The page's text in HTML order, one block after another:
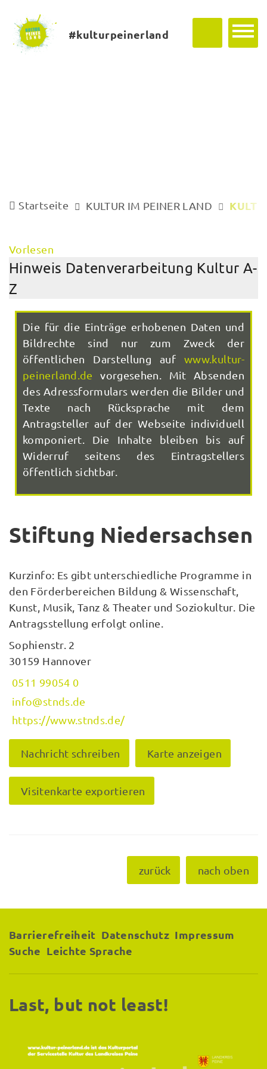
#kulturpeinerland
Startseite KULTUR IM PEINER LAND
Vorlesen
Hinweis Datenverarbeitung Kultur A-
Z
Die für die Einträge erhobenen Daten und
Bildrechte sind nur zum Zweck der
öffentlichen Darstellung aufwww.kultur-
peinerland.de vorgesehen. Mit Absenden
des Adressformulars werden die Bilder und
Texte nach Rücksprache mit dem
Antragsteller auf der Webseite individuell
komponiert. Die Inhalte bleiben bis auf
Widerruf seitens des Eintragstellers
öffentlich sichtbar.
Stiftung Niedersachsen
Kurzinfo: Es gibt unterschiedliche Programme in
den Förderbereichen Bildung & Wissenschaft,
Kunst, Musik, Tanz & Theater und Soziokultur. Die
Antragsstellung erfolgt online.
Sophienstr. 2
30159 Hannover
0511 99054 0
info@stnds.de
https://www.stnds.de/
Nachricht schreiben Karte anzeigen
Visitenkarte exportieren
zurück nach oben
Barrierefreiheit Datenschutz Impressum
Suche Leichte Sprache
Last, but not least!